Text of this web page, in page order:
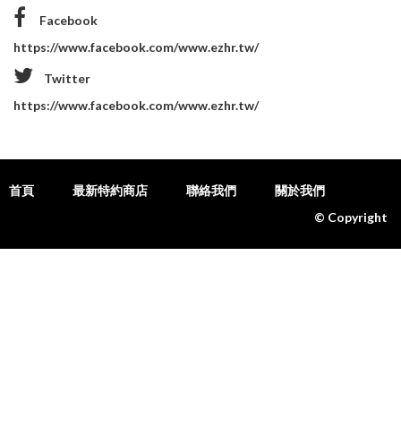
Facebook
https://www.facebook.com/www.ezhr.tw/
Twitter
https://www.facebook.com/www.ezhr.tw/
首頁 最新特約商店 聯絡我們
關於我們
© Copyright